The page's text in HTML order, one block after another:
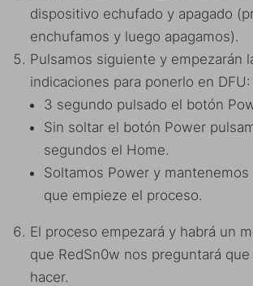
dispositivo echufado y apagado
enchufamos y luego apagamos).
Pulsamos siguiente y empezarán
indicaciones para ponerlo en DFU:
3 segundo pulsado el botón
Sin soltar el botón Power
segundos el Home.
Soltamos Power y mantenemos
que empieze el proceso.
El proceso empezará y habrá un
que RedSn0w nos preguntará
hacer.